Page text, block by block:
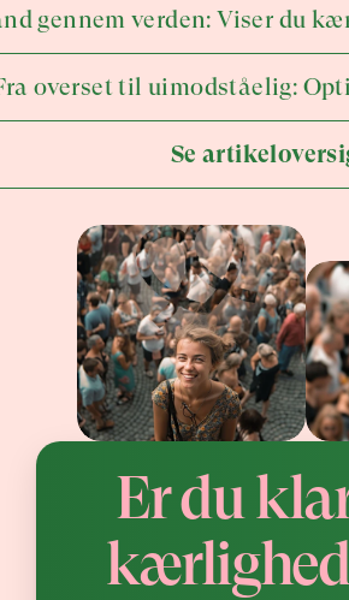
gennem verden: Viser du
overset til uimodståelig:
Se
Er du